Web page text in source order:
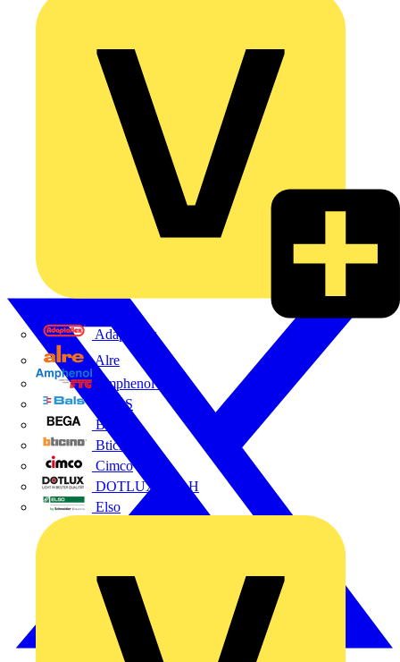
Adaptaflex
Alre
Amphenol FTG
BALS
Bega
Bticino
Cimco
DOTLUX GmbH
Elso